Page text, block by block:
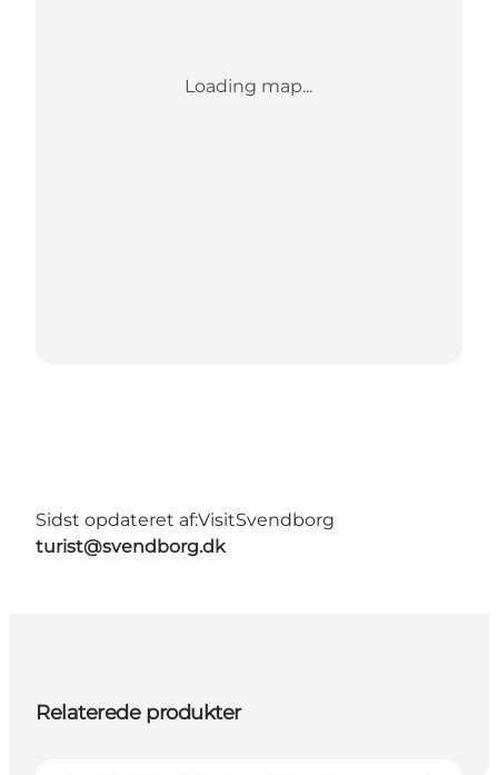
Loading map...
Sidst opdateret af:VisitSvendborg
turist@svendborg.dk
Relaterede produkter